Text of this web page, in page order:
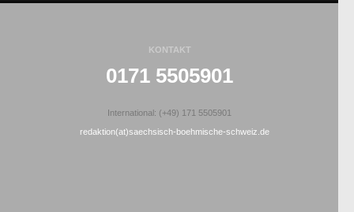
KONTAKT
0171 5505901
International: (+49) 171 5505901
redaktion(at)saechsisch-boehmische-schweiz.de